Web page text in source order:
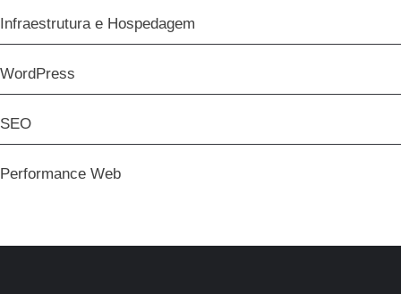
Infraestrutura e Hospedagem
WordPress
SEO
Performance Web